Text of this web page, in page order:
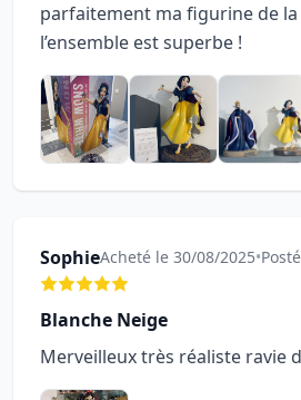
parfaitement ma figurine de la
l’ensemble est superbe !
SophieAcheté le 30/08/2025•
Blanche Neige
Merveilleux très réaliste ravie